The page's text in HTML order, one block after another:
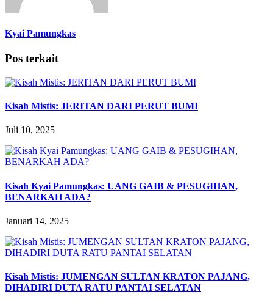
Kyai Pamungkas
Pos terkait
Kisah Mistis: JERITAN DARI PERUT BUMI
Juli 10, 2025
Kisah Kyai Pamungkas: UANG GAIB & PESUGIHAN,
BENARKAH ADA?
Januari 14, 2025
Kisah Mistis: JUMENGAN SULTAN KRATON PAJANG,
DIHADIRI DUTA RATU PANTAI SELATAN